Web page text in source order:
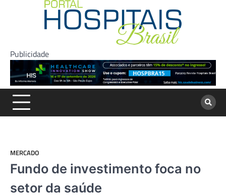
Publicidade
MERCADO
Fundo de investimento foca no
setor da saúde